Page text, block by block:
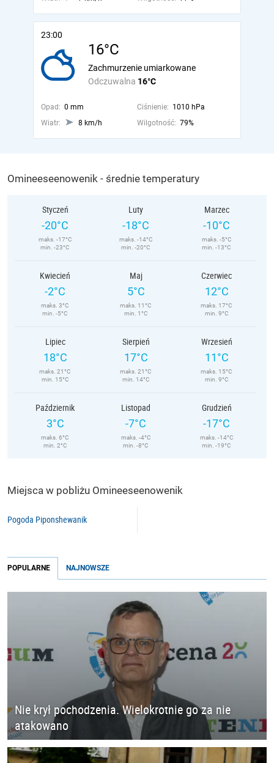
23:00
16°C
Odczuwalna 16°C
Zachmurzenie umiarkowane
Opad: 0 mm Ciśnienie: 1010 hPa
Wiatr:
8 km/h Wilgotność: 79%
Omineeseenowenik - średnie temperatury
Styczeń
-20°C
maks. -17°C
min. -23°C
Luty
-18°C
maks. -14°C
min. -20°C
Marzec
-10°C
maks. -5°C
min. -13°C
Kwiecień
-2°C
maks. 3°C
min. -5°C
Maj
5°C
maks. 11°C
min. 1°C
Czerwiec
12°C
maks. 17°C
min. 9°C
Lipiec
18°C
maks. 21°C
min. 15°C
Sierpień
17°C
maks. 21°C
min. 14°C
Wrzesień
11°C
maks. 15°C
min. 9°C
Październik
3°C
maks. 6°C
min. 2°C
Listopad
-7°C
maks. -4°C
min. -8°C
Grudzień
-17°C
maks. -14°C
min. -19°C
Miejsca w pobliżu Omineeseenowenik
Pogoda Piponshewanik
POPULARNE NAJNOWSZE
Nie krył pochodzenia. Wielokrotnie go za nie
atakowano